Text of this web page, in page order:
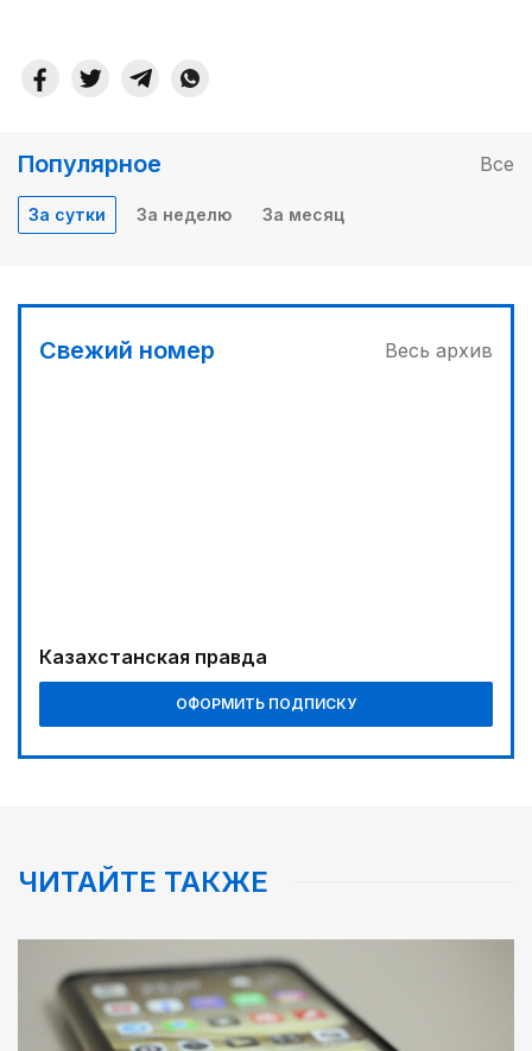
Популярное Все
За сутки За неделю За месяц
Свежий номер Весь архив
Казахстанская правда
ОФОРМИТЬ ПОДПИСКУ
ЧИТАЙТЕ ТАКЖЕ